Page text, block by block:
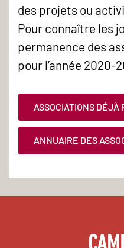
des projets ou
Pour connaître les
permanence des
pour l’année 2020-
ASSOCIATIONS DÉJÀ
ANNUAIRE DES